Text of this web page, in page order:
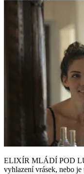
ELIXÍR MLÁDÍ POD
vyhlazení vrásek, nebo je